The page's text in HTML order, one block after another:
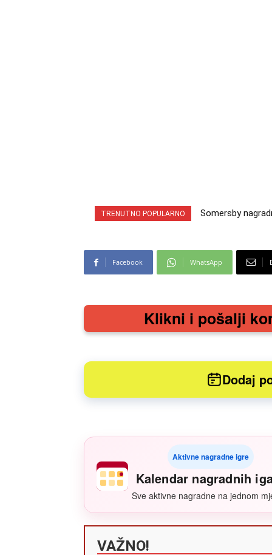
TRENUTNO POPULARNO
Somersby
Facebook WhatsApp
Klikni i pošalji
Dodaj
Aktivne nagradne igre
Kalendar nagradnih
Sve aktivne nagradne na jednom
VAŽNO!